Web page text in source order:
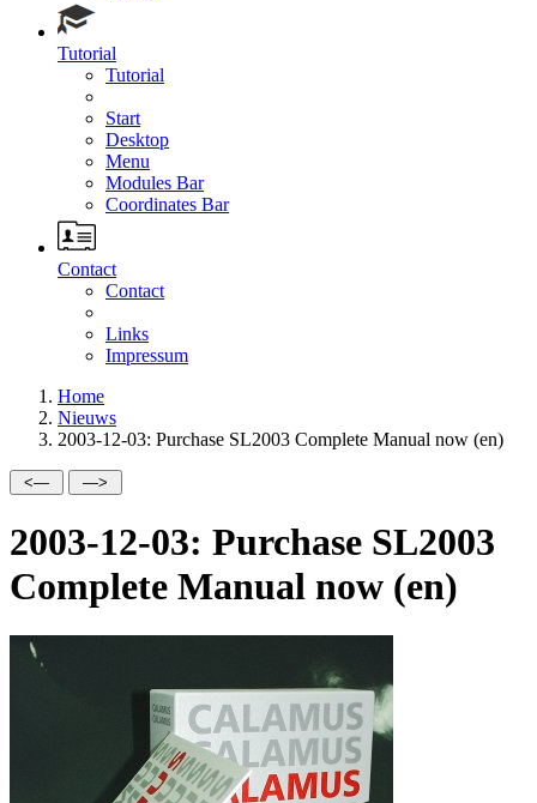
Tutorial
Tutorial
Start
Desktop
Menu
Modules Bar
Coordinates Bar
Contact
Contact
Links
Impressum
Home
Nieuws
2003-12-03: Purchase SL2003 Complete Manual now (en)
2003-12-03: Purchase SL2003
Complete Manual now (en)